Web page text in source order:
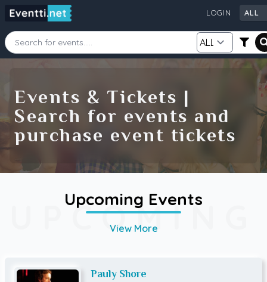
City
Search
LOGIN ALL
Events & Tickets |
Search for events and
purchase event tickets
UPCOMING
Upcoming Events
View More
Pauly Shore